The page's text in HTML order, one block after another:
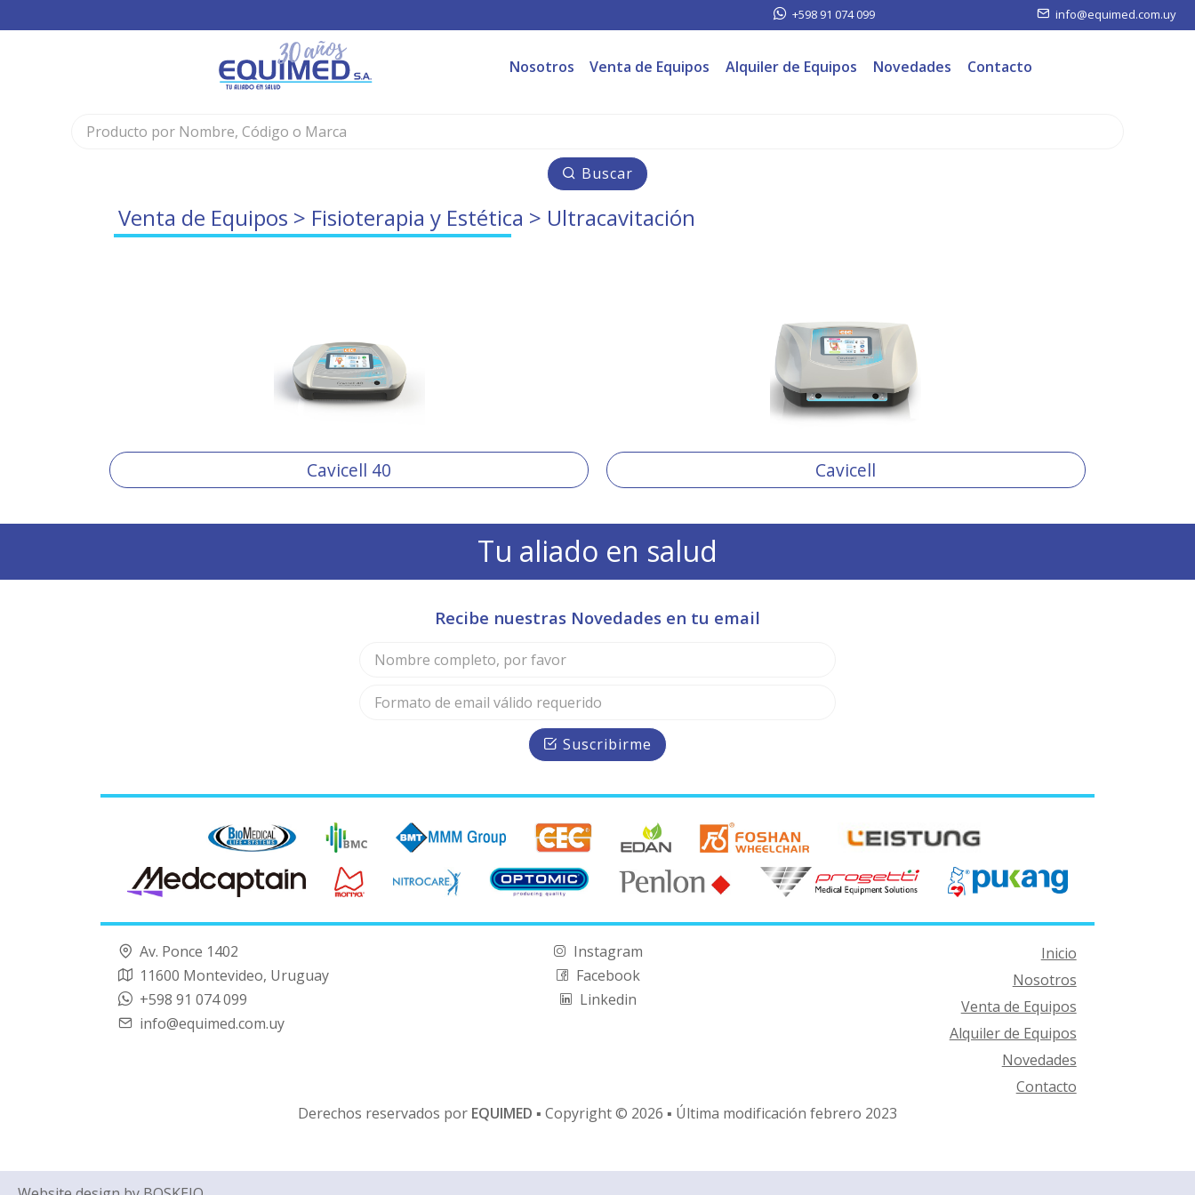
+598 91 074 099 info@equimed.com.uy
Nosotros Venta de Equipos Alquiler de Equipos Novedades Contacto
Buscar
Venta de Equipos > Fisioterapia y Estética > Ultracavitación
Cavicell 40 Cavicell
Tu aliado en salud
Recibe nuestras Novedades en tu email
Suscribirme
Av. Ponce 1402
11600 Montevideo, Uruguay
+598 91 074 099
info@equimed.com.uy
Instagram
Facebook
Linkedin
Inicio
Nosotros
Venta de Equipos
Alquiler de Equipos
Novedades
Contacto
Derechos reservados por EQUIMED ▪ Copyright © 2026 ▪ Última modificación febrero 2023